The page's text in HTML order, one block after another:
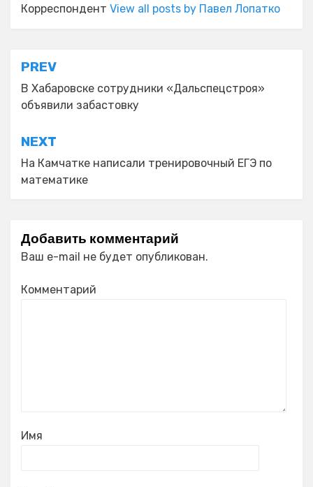
Корреспондент View all posts by Павел Лопатко
Навигация
по
записям
PREV
В Хабаровске сотрудники «Дальспецстроя»
объявили забастовку
NEXT
На Камчатке написали тренировочный ЕГЭ по
математике
Добавить комментарий
Ваш e-mail не будет опубликован.
Комментарий
Имя